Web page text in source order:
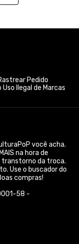
Pedido
Uso Ilegal de Marcas
você acha.
na hora de
transtorno da troca.
Use o buscador do
compras!
58 -